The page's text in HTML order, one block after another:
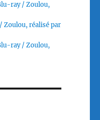
ray / Zoulou,
Zoulou, réalisé par
ray / Zoulou,